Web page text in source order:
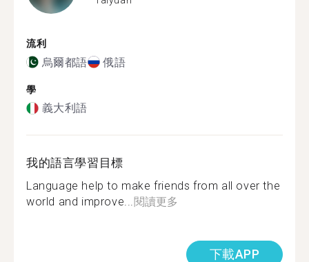
流利
烏爾都語 俄語
學
義大利語
我的語言學習目標
Language help to make friends from all over the
world and improve...閱讀更多
下載APP